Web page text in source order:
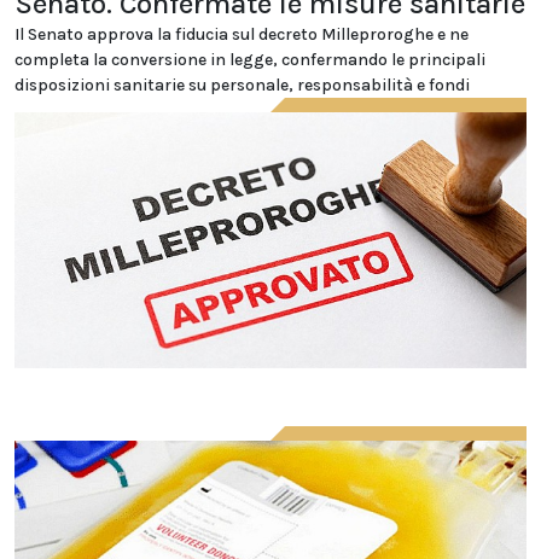
Il Senato approva la fiducia sul decreto Milleproroghe e ne
completa la conversione in legge, confermando le principali
disposizioni sanitarie su personale, responsabilità e fondi